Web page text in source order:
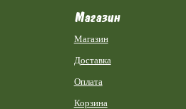
Магазин
Магазин
Доставка
Оплата
Корзина